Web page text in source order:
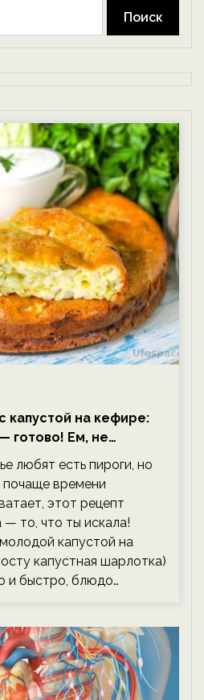
капустой на кефире:
готово! Ем, не
любят есть пироги, но
почаще времени
этот рецепт
— то, что ты искала!
капустой на
капустная шарлотка)
и быстро, блюдо…